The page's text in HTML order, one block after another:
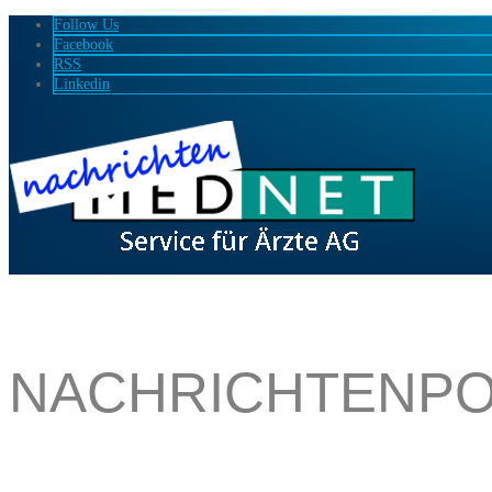
Follow Us
Facebook
RSS
Linkedin